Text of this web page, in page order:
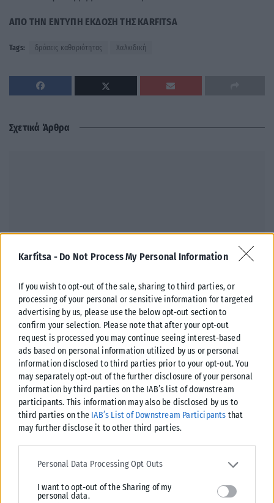
Karfitsa - Do Not Process My Personal Information
If you wish to opt-out of the sale, sharing to third parties, or
processing of your personal or sensitive information for targeted
advertising by us, please use the below opt-out section to
confirm your selection. Please note that after your opt-out
request is processed you may continue seeing interest-based
ads based on personal information utilized by us or personal
information disclosed to third parties prior to your opt-out. You
may separately opt-out of the further disclosure of your personal
information by third parties on the IAB’s list of downstream
participants. This information may also be disclosed by us to
third parties on the IAB’s List of Downstream Participants that
may further disclose it to other third parties.
Please note that this website/app uses one or more Google
services and may gather and store information including but not
deny consent to Google and its third-party tags to use your data
for below specified purposes in below Google consent section.
Personal Data Processing Opt Outs
I want to opt-out of the Sharing of my
personal data.
ΑΠΟ ΤΗΝ ΕΝΤΥΠΗ ΕΚΔΟΣΗ ΤΗΣ KARFITSA
Tags: δράσεις καθαριότητας Χαλκιδική
Σχετικά Άρθρα
ΕΛΛΆΔΑ
Θεσσαλονίκη: Συνελήφθη νεαρός με όπλο ρέπλικα
Aστυνομικοί στη Θεσσαλονίκη προχώρησαν στη σύλληψη ενός νεαρού
που κατείχε ένα όπλο ρέπλικα. Πρόκειται για γεννηθέντα το 2008, ο
οποίος...
ΑΝΑΡΤΉΘΗΚΕ ΑΠΌ 09/08/2026